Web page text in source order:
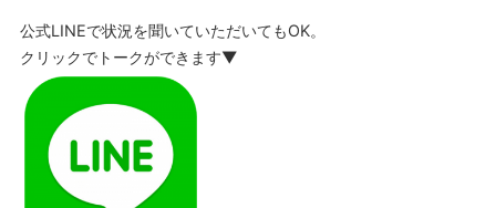
公式LINEで状況を聞いていただいてもOK。
クリックでトークができます▼